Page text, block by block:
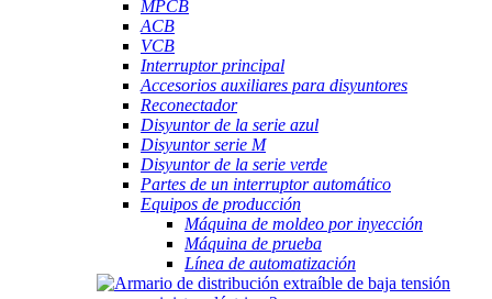
MPCB
ACB
VCB
Interruptor principal
Accesorios auxiliares para disyuntores
Reconectador
Disyuntor de la serie azul
Disyuntor serie M
Disyuntor de la serie verde
Partes de un interruptor automático
Equipos de producción
Máquina de moldeo por inyección
Máquina de prueba
Línea de automatización